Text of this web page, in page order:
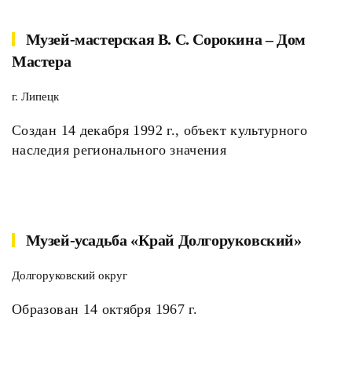
Музей-мастерская В. С. Сорокина – Дом
Мастера
г. Липецк
Создан 14 декабря 1992 г., объект культурного
наследия регионального значения
Музей-усадьба «Край Долгоруковский»
Долгоруковский округ
Образован 14 октября 1967 г.